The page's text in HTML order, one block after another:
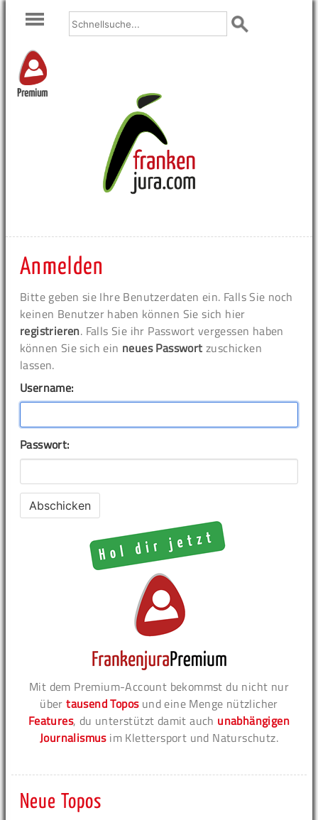
Premium
Anmelden
Bitte geben sie Ihre Benutzerdaten ein. Falls Sie noch
keinen Benutzer haben können Sie sich hier
registrieren. Falls Sie ihr Passwort vergessen haben
können Sie sich ein neues Passwort zuschicken
lassen.
Username:
Passwort:
Mit dem Premium-Account bekommst du nicht nur
übertausend Toposund eine Menge nützlicher
Features, du unterstützt damit auch unabhängigen
Journalismusim Klettersport und Naturschutz.
Neue Topos